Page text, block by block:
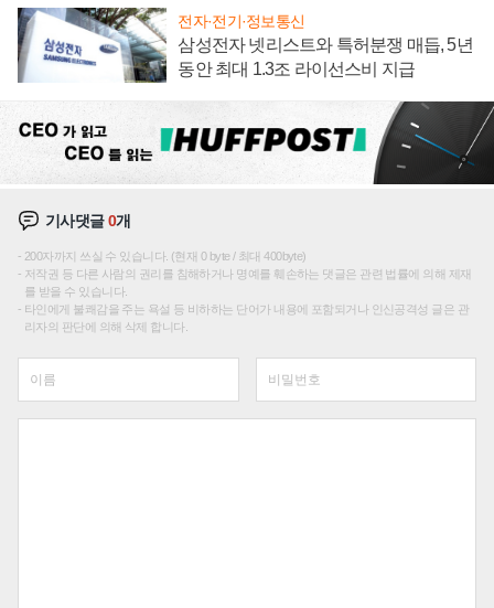
전자·전기·정보통신
삼성전자 넷리스트와 특허분쟁 매듭, 5년
동안 최대 1.3조 라이선스비 지급
기사댓글0개
200자까지 쓰실 수 있습니다. (현재 0 byte / 최대 400byte)
저작권 등 다른 사람의 권리를 침해하거나 명예를 훼손하는 댓글은 관련 법률에 의해 제재
를 받을 수 있습니다.
타인에게 불쾌감을 주는 욕설 등 비하하는 단어가 내용에 포함되거나 인신공격성 글은 관
리자의 판단에 의해 삭제 합니다.